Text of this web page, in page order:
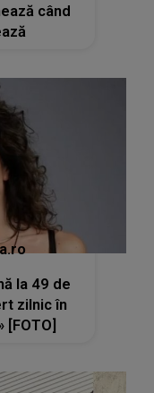
când
la 49 de
zilnic în
[FOTO]